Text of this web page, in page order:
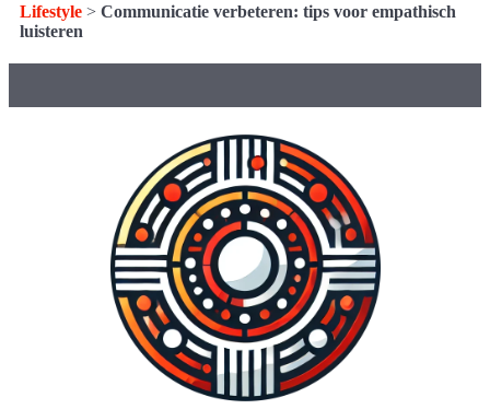
Lifestyle > Communicatie verbeteren: tips voor empathisch
luisteren